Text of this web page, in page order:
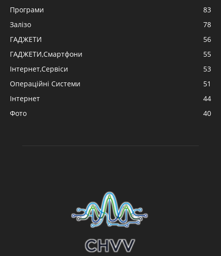
Програми
83
Залізо
78
ГАДЖЕТИ
56
ГАДЖЕТИ,Смартфони
55
Інтернет,Сервіси
53
Операційні Системи
51
Інтернет
44
Фото
40